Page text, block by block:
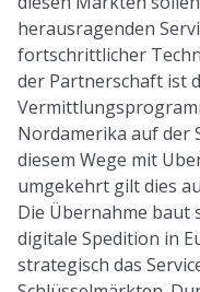
herausragenden
fortschrittlicher
der Partnerschaft ist
Nordamerika auf der
diesem Wege mit
umgekehrt gilt dies
Die Übernahme baut
digitale Spedition in
strategisch das